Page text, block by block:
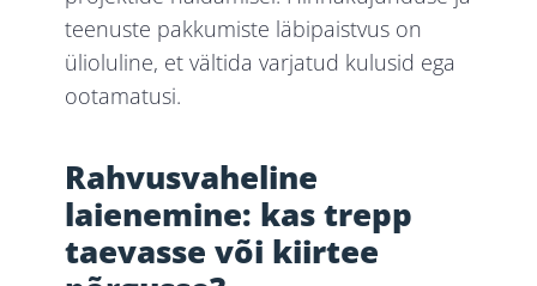
teenuste pakkumiste läbipaistvus on
ülioluline, et vältida varjatud kulusid ega
ootamatusi.
Rahvusvaheline
laienemine: kas trepp
taevasse või kiirtee